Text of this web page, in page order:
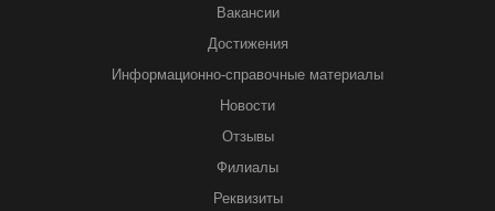
Вакансии
Достижения
Информационно-справочные материалы
Новости
Отзывы
Филиалы
Реквизиты